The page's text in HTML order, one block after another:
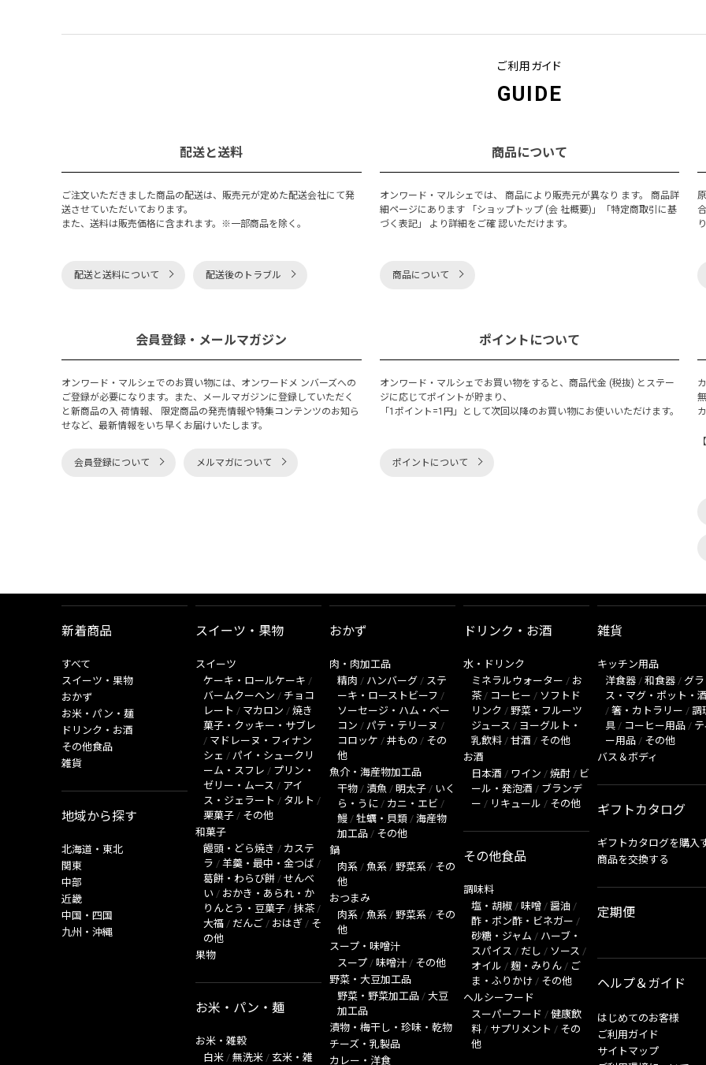
ご利用ガイド
GUIDE
配送と送料
ご注文いただきました商品の配送は、販売元が定めた配送会社にて発
送させていただいております。
また、送料は販売価格に含まれます。※一部商品を除く。
配送と送料について 配送後のトラブル
商品について
オンワード・マルシェでは、 商品により販売元が異なり ます。 商品詳
細ページにあります 「ショップトップ (会 社概要)」「特定商取引に基
づく表記」 より詳細をご確 認いただけます。
商品について
会員登録・メールマガジン
オンワード・マルシェでのお買い物には、オンワードメ ンバーズへの
ご登録が必要になります。また、メールマガジンに登録していただく
と新商品の入 荷情報、 限定商品の発売情報や特集コンテンツのお知ら
せなど、最新情報をいち早くお届けいたします。
会員登録について メルマガについて
ポイントについて
オンワード・マルシェでお買い物をすると、商品代金 (税抜) とステー
ジに応じてポイントが貯まり、
「1ポイント=1円」として次回以降のお買い物にお使いいただけます。
ポイントについて
新着商品
すべて
スイーツ・果物
おかず
お米・パン・麺
ドリンク・お酒
その他食品
雑貨
地域から探す
北海道・東北
関東
中部
近畿
中国・四国
九州・沖縄
スイーツ・果物
スイーツ
ケーキ・ロールケーキ /
バームクーヘン / チョコ
レート / マカロン / 焼き
菓子・クッキー・サブレ
/ マドレーヌ・フィナン
シェ / パイ・シュークリ
ーム・スフレ / プリン・
ゼリー・ムース / アイ
ス・ジェラート / タルト /
栗菓子 / その他
和菓子
饅頭・どら焼き / カステ
ラ / 羊羹・最中・金つば /
葛餅・わらび餅 / せんべ
い / おかき・あられ・か
りんとう・豆菓子 / 抹茶 /
大福 / だんご / おはぎ / そ
の他
果物
お米・パン・麺
お米・雑穀
白米 / 無洗米 / 玄米・雑
おかず
肉・肉加工品
精肉 / ハンバーグ / ステ
ーキ・ローストビーフ /
ソーセージ・ハム・ベー
コン / パテ・テリーヌ /
コロッケ / 丼もの / その
他
魚介・海産物加工品
干物 / 漬魚 / 明太子 / いく
ら・うに / カニ・エビ /
鰻 / 牡蠣・貝類 / 海産物
加工品 / その他
鍋
肉系 / 魚系 / 野菜系 / その
他
おつまみ
肉系 / 魚系 / 野菜系 / その
他
スープ・味噌汁
スープ / 味噌汁 / その他
野菜・大豆加工品
野菜・野菜加工品 / 大豆
加工品
漬物・梅干し・珍味・乾物
チーズ・乳製品
カレー・洋食
ドリンク・お酒
水・ドリンク
ミネラルウォーター / お
茶 / コーヒー / ソフトド
リンク / 野菜・フルーツ
ジュース / ヨーグルト・
乳飲料 / 甘酒 / その他
お酒
日本酒 / ワイン / 焼酎 / ビ
ール・発泡酒 / ブランデ
ー / リキュール / その他
その他食品
調味料
塩・胡椒 / 味噌 / 醤油 /
酢・ポン酢・ビネガー /
砂糖・ジャム / ハーブ・
スパイス / だし / ソース /
オイル / 麹・みりん / ご
ま・ふりかけ / その他
ヘルシーフード
スーパーフード / 健康飲
料 / サプリメント / その
他
雑貨
キッチン用品
洋食器 / 和食器 / グラ
ス・マグ・ポット・
/ 箸・カトラリー / 調
具 / コーヒー用品 /
ー用品 / その他
バス＆ボディ
ギフトカタログ
ギフトカタログを購入
商品を交換する
定期便
ヘルプ＆ガイド
はじめてのお客様
ご利用ガイド
サイトマップ